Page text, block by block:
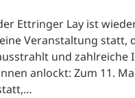
Ettringer Lay ist
Veranstaltung statt,
und zahlreiche
anlockt: Zum 11.